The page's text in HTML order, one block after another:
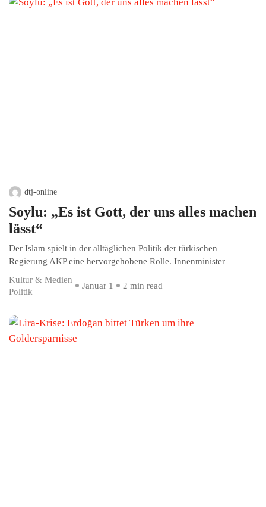
dtj-online
Soylu: „Es ist Gott, der uns alles machen
lässt“
Der Islam spielt in der alltäglichen Politik der türkischen
Regierung AKP eine hervorgehobene Rolle. Innenminister
Kultur & Medien
Politik
Januar 1 2 min read